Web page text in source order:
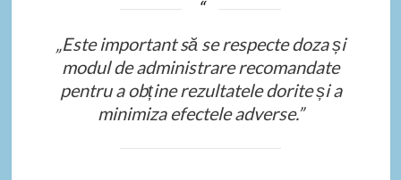
„Este important să se respecte doza și
modul de administrare recomandate
pentru a obține rezultatele dorite și a
minimiza efectele adverse.”